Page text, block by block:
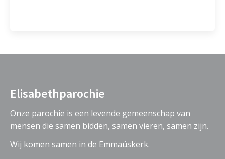
Elisabethparochie
Onze parochie is een levende gemeenschap van
mensen die samen bidden, samen vieren, samen zijn.
Wij komen samen in de Emmaüskerk.